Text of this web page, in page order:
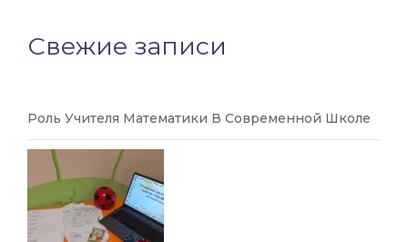
Свежие записи
Роль Учителя Математики В Современной Школе